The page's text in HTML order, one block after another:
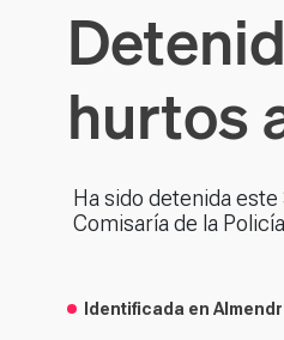
hurtos
Ha sido detenida
Comisaría de la
Identificada en